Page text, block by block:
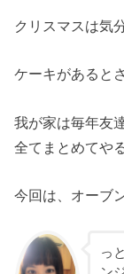
クリスマスは気
ケーキがあると
我が家は毎年友
全てまとめてや
今回は、オーブ
っ